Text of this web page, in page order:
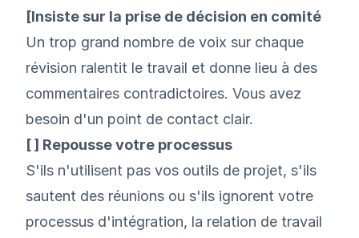
[Insiste sur la prise de décision en comité
Un trop grand nombre de voix sur chaque
révision ralentit le travail et donne lieu à des
commentaires contradictoires. Vous avez
besoin d'un point de contact clair.
[ ] Repousse votre processus
S'ils n'utilisent pas vos outils de projet, s'ils
sautent des réunions ou s'ils ignorent votre
processus d'intégration, la relation de travail